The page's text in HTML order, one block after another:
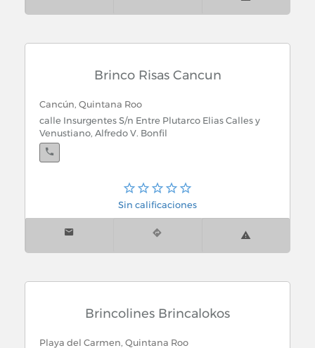
Brinco Risas Cancun
Cancún, Quintana Roo
calle Insurgentes S/n Entre Plutarco Elias Calles y
Venustiano, Alfredo V. Bonfil
Sin calificaciones
Brincolines Brincalokos
Playa del Carmen, Quintana Roo